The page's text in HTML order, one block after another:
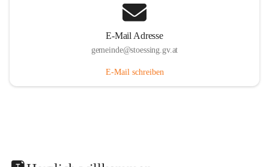
E-Mail Adresse
gemeinde@stoessing.gv.at
E-Mail schreiben